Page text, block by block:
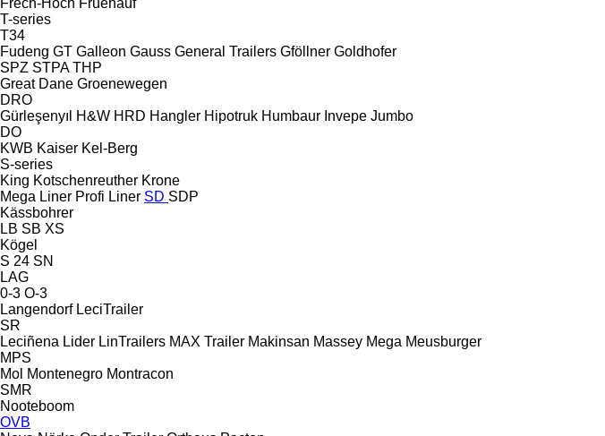
T-series
T34
Fudeng GT Galleon Gauss General Trailers Gföllner Goldhofer
SPZ STPA THP
Great Dane Groenewegen
DRO
Gürleşenyıl
H&W HRD Hangler Hipotruk Humbaur Invepe Jumbo
DO
KWB Kaiser Kel-Berg
S-series
King Kotschenreuther Krone
Mega Liner Profi Liner SD SDP
Kässbohrer
LB SB XS
Kögel
S 24 SN
LAG
0-3 O-3
Langendorf LeciTrailer
SR
Leciñena Lider LinTrailers MAX Trailer Makinsan Massey Mega Meusburger
MPS
Mol Montenegro Montracon
SMR
Nooteboom
OVB